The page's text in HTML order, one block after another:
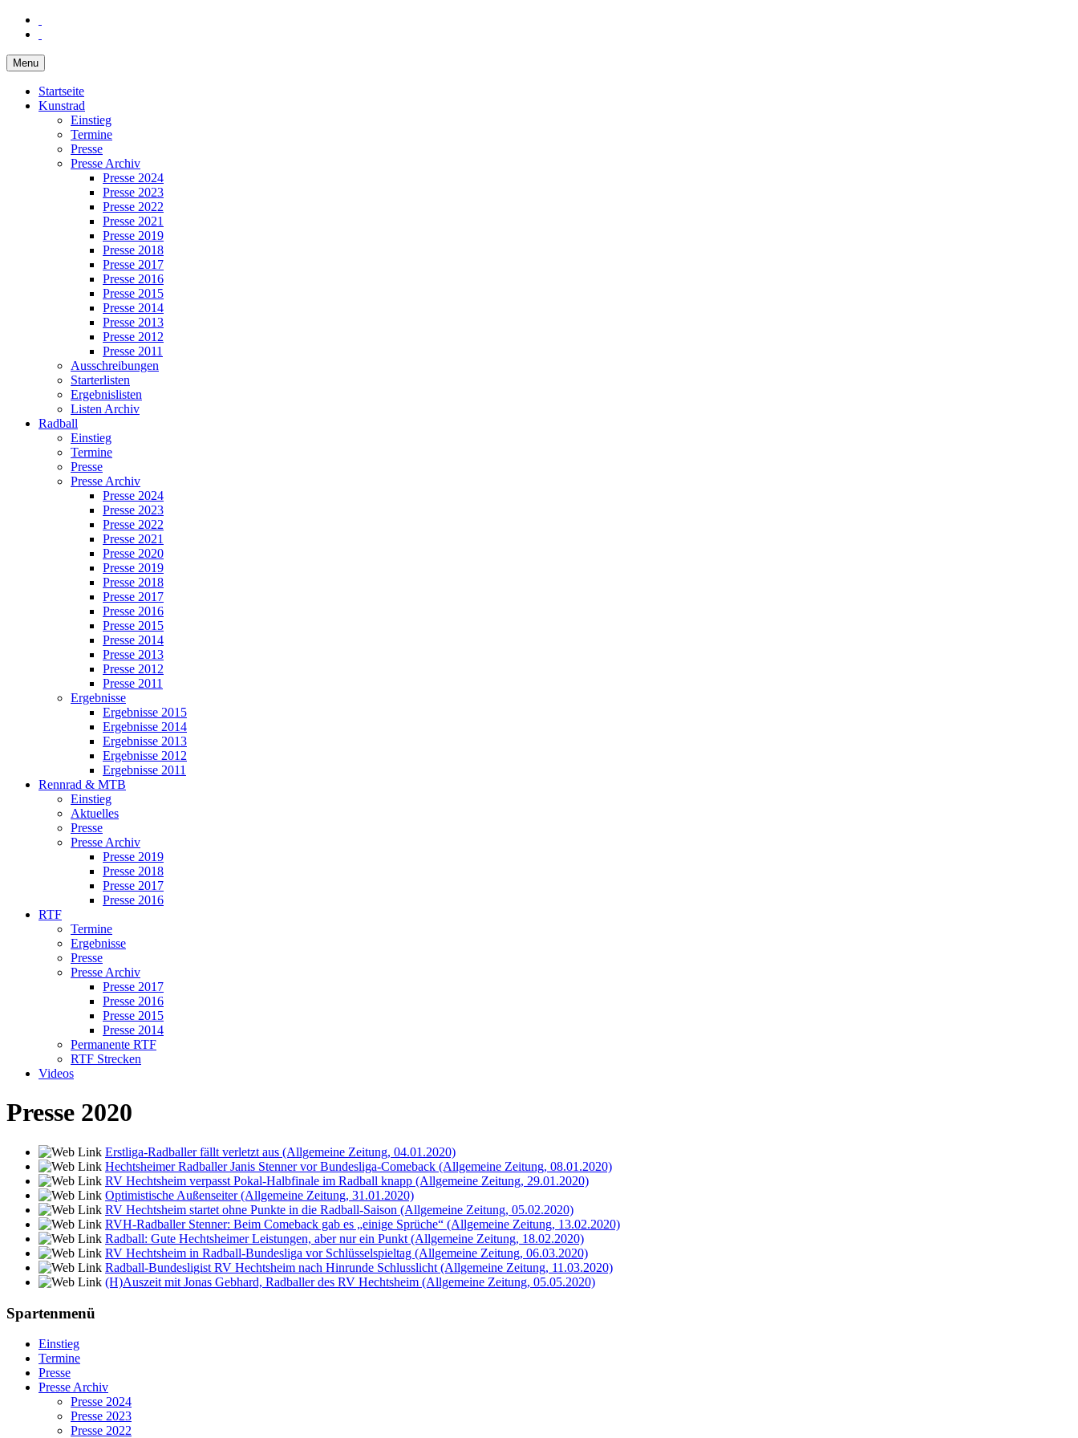
Menu
Startseite
Kunstrad
Einstieg
Termine
Presse
Presse Archiv
Presse 2024
Presse 2023
Presse 2022
Presse 2021
Presse 2019
Presse 2018
Presse 2017
Presse 2016
Presse 2015
Presse 2014
Presse 2013
Presse 2012
Presse 2011
Ausschreibungen
Starterlisten
Ergebnislisten
Listen Archiv
Radball
Einstieg
Termine
Presse
Presse Archiv
Presse 2024
Presse 2023
Presse 2022
Presse 2021
Presse 2020
Presse 2019
Presse 2018
Presse 2017
Presse 2016
Presse 2015
Presse 2014
Presse 2013
Presse 2012
Presse 2011
Ergebnisse
Ergebnisse 2015
Ergebnisse 2014
Ergebnisse 2013
Ergebnisse 2012
Ergebnisse 2011
Rennrad & MTB
Einstieg
Aktuelles
Presse
Presse Archiv
Presse 2019
Presse 2018
Presse 2017
Presse 2016
RTF
Termine
Ergebnisse
Presse
Presse Archiv
Presse 2017
Presse 2016
Presse 2015
Presse 2014
Permanente RTF
RTF Strecken
Videos
Presse 2020
Erstliga-Radballer fällt verletzt aus (Allgemeine Zeitung, 04.01.2020)
Hechtsheimer Radballer Janis Stenner vor Bundesliga-Comeback (Allgemeine Zeitung, 08.01.2020)
RV Hechtsheim verpasst Pokal-Halbfinale im Radball knapp (Allgemeine Zeitung, 29.01.2020)
Optimistische Außenseiter (Allgemeine Zeitung, 31.01.2020)
RV Hechtsheim startet ohne Punkte in die Radball-Saison (Allgemeine Zeitung, 05.02.2020)
RVH-Radballer Stenner: Beim Comeback gab es „einige Sprüche“ (Allgemeine Zeitung, 13.02.2020)
Radball: Gute Hechtsheimer Leistungen, aber nur ein Punkt (Allgemeine Zeitung, 18.02.2020)
RV Hechtsheim in Radball-Bundesliga vor Schlüsselspieltag (Allgemeine Zeitung, 06.03.2020)
Radball-Bundesligist RV Hechtsheim nach Hinrunde Schlusslicht (Allgemeine Zeitung, 11.03.2020)
(H)Auszeit mit Jonas Gebhard, Radballer des RV Hechtsheim (Allgemeine Zeitung, 05.05.2020)
Spartenmenü
Einstieg
Termine
Presse
Presse Archiv
Presse 2024
Presse 2023
Presse 2022